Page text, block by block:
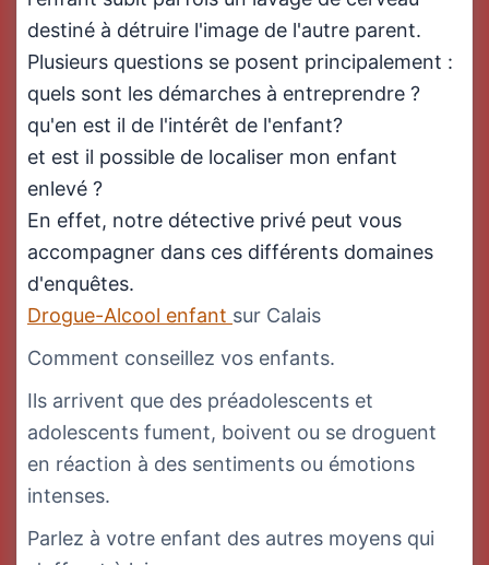
destiné à détruire l'image de l'autre parent.
Plusieurs questions se posent principalement :
quels sont les démarches à entreprendre ?
qu'en est il de l'intérêt de l'enfant?
et est il possible de localiser mon enfant
enlevé ?
En effet, notre détective privé peut vous
accompagner dans ces différents domaines
d'enquêtes.
Drogue-Alcool enfant sur Calais
Comment conseillez vos enfants.
Ils arrivent que des préadolescents et
adolescents fument, boivent ou se droguent
en réaction à des sentiments ou émotions
intenses.
Parlez à votre enfant des autres moyens qui